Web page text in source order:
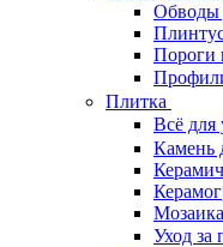
Обводы
Пороги
Плитка
Всё для
Камень
Уход за